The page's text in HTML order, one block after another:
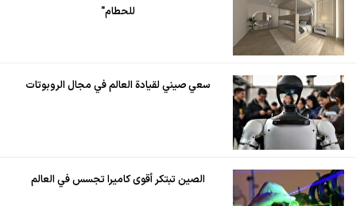
للحطام"
سعي صيني لقيادة العالم في مجال الروبوتات
الصين تبتكر أقوى كاميرا تجسس في العالم